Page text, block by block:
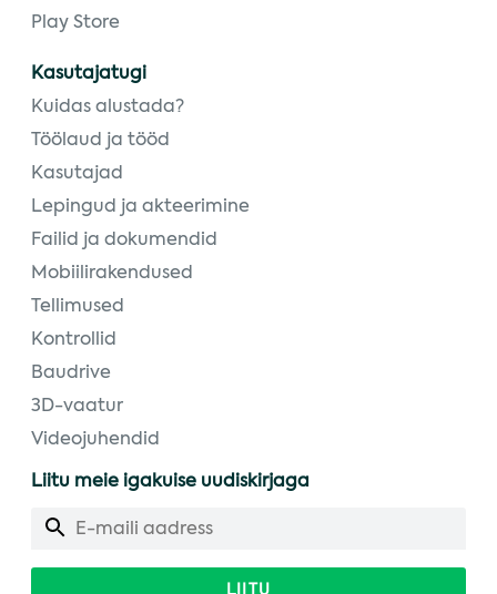
Play Store
Kasutajatugi
Kuidas alustada?
Töölaud ja tööd
Kasutajad
Lepingud ja akteerimine
Failid ja dokumendid
Mobiilirakendused
Tellimused
Kontrollid
Baudrive
3D-vaatur
Videojuhendid
Liitu meie igakuise uudiskirjaga